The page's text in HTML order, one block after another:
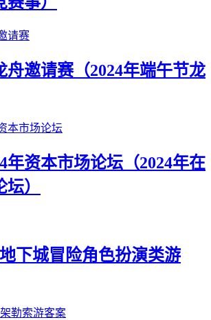
舟邀请赛（2024年端午节龙
年资本市场论坛（2024年在
）
下城冒险角色扮演类游